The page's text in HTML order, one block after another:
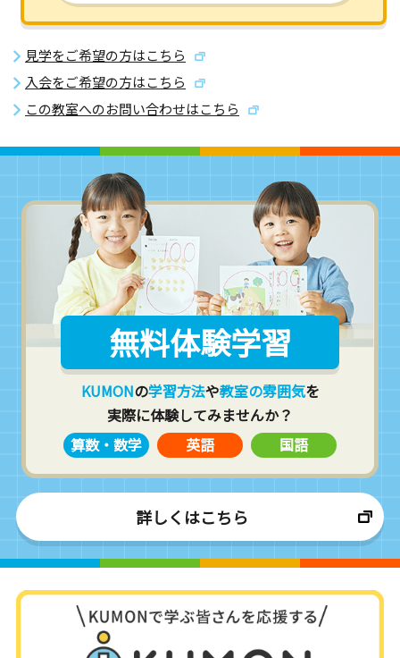
見学をご希望の方はこちら
入会をご希望の方はこちら
この教室へのお問い合わせはこちら
無料体験学習
KUMONの学習方法や教室の雰囲気を
実際に体験してみませんか？
算数・数学
英語 国語
詳しくはこちら